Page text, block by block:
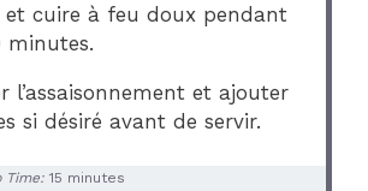
et cuire à feu doux pendant
minutes.
l’assaisonnement et ajouter
si désiré avant de servir.
Time: 15 minutes